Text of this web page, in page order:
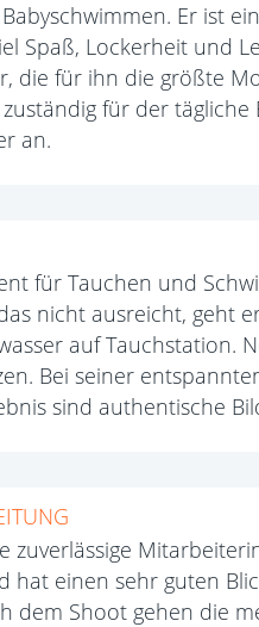
Er ist
Spaß, Lockerheit und
die für ihn die größte
für der
an.
für Tauchen und
nicht ausreicht, geht
auf Tauchstation.
Bei seiner
sind authentische
zuverlässige
hat einen sehr guten
dem Shoot gehen die